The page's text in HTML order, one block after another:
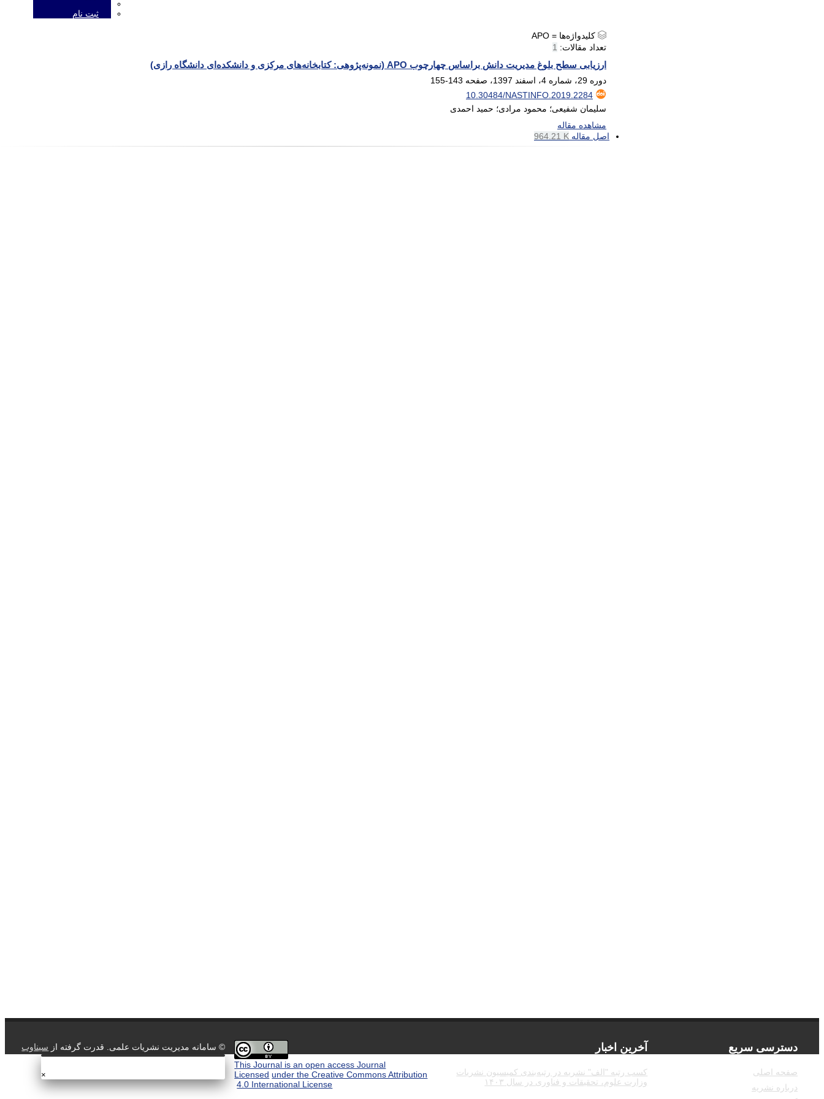
ثبت نام
کلیدواژه‌ها = APO
تعداد مقالات: 1
ارزیابی سطح بلوغ مدیریت دانش براساس چهارچوب APO (نمونه‌پژوهی: کتابخانه‌های‌ مرکزی و دانشکده‌ای دانشگاه رازی)
دوره 29، شماره 4، اسفند 1397، صفحه
143-155
10.30484/NASTINFO.2019.2284
سلیمان شفیعی؛ محمود مرادی؛ حمید احمدی
مشاهده مقاله
اصل مقاله 964.21 K
دسترسی سریع
صفحه اصلی
درباره نشریه
آخرین اخبار
کسب رتبه "الف" نشریه در رتبه‌بندی کمیسیون نشریات
وزارت علوم، تحقیقات و فناوری در سال ۱۴۰۳
This Journal is an open access Journal
Licensed under the Creative Commons Attribution
4.0 International License
© سامانه مدیریت نشریات علمی. قدرت گرفته از سیناوب
×